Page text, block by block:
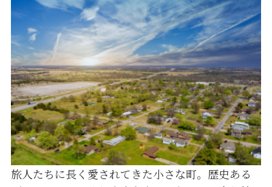
旅人たちに長く愛されてきた小さな町。歴史ある